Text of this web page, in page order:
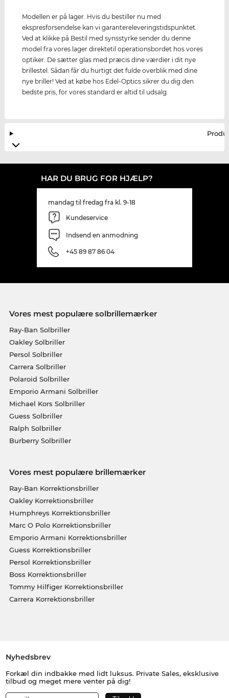
Modellen er på lager. Hvis du bestiller nu med
ekspresforsendelse kan vi garantereleveringstidspunktet.
Ved at klikke på Bestil med synsstyrke sender du denne
model fra vores lager direktetil operationsbordet hos vores
optiker. De sætter glas med præcis dine værdier i dit nye
brillestel. Sådan får du hurtigt det fulde overblik med dine
nye briller! Ved at købe hos Edel-Optics sikrer du dig den
bedste pris, for vores standard er altid til udsalg.
HAR DU BRUG FOR HJÆLP?
mandag til fredag fra kl. 9-18
Kundeservice
Indsend en anmodning
+45 89 87 86 04
Vores mest populære solbrillemærker
Ray-Ban Solbriller
Oakley Solbriller
Persol Solbriller
Carrera Solbriller
Polaroid Solbriller
Emporio Armani Solbriller
Michael Kors Solbriller
Guess Solbriller
Ralph Solbriller
Burberry Solbriller
Vores mest populære brillemærker
Ray-Ban Korrektionsbriller
Oakley Korrektionsbriller
Humphreys Korrektionsbriller
Marc O Polo Korrektionsbriller
Emporio Armani Korrektionsbriller
Guess Korrektionsbriller
Persol Korrektionsbriller
Boss Korrektionsbriller
Tommy Hilfiger Korrektionsbriller
Carrera Korrektionsbriller
Nyhedsbrev
Forkæl din indbakke med lidt luksus. Private Sales, eksklusive
tilbud og meget mere venter på dig!